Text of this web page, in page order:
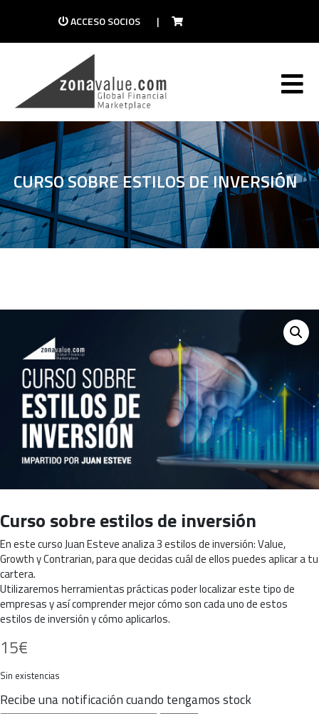
ACCESO SOCIOS |
CURSO SOBRE ESTILOS DE INVERSIÓN
Curso sobre estilos de inversión
En este curso Juan Esteve analiza 3 estilos de inversión: Value,
Growth y Contrarian, para que decidas cuál de ellos puedes aplicar a tu
cartera.
Utilizaremos herramientas prácticas poder localizar este tipo de
empresas y así comprender mejor cómo son cada uno de estos
estilos de inversión y cómo aplicarlos.
15€
Sin existencias
Recibe una notificación cuando tengamos stock